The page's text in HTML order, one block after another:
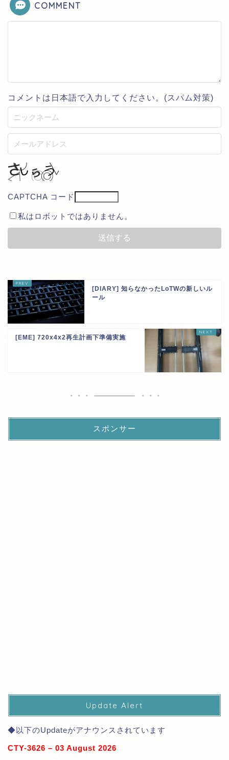
COMMENT
コメントは日本語で入力してください。(スパム対策)
CAPTCHA コード
私はロボットではありません。
[DIARY] 知らなかったLoTWの新しいル
ール
[EME] 720x4x2再生計画下準備実施
スポンサー
Update Alert
◆以下のUpdateがアナウンスされています
CTY-3626 – 03 August 2026